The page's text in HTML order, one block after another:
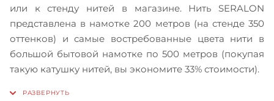
или к стенду нитей в магазине. Нить SERALON
представлена в намотке 200 метров (на стенде 350
оттенков) и самые востребованные цвета нити в
большой бытовой намотке по 500 метров (покупая
такую катушку нитей, вы экономите 33% стоимости).